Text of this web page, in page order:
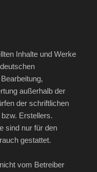
Inhalte und Werke
außerhalb der
der schriftlichen
Erstellers.
sind nur für den
gestattet.
vom Betreiber